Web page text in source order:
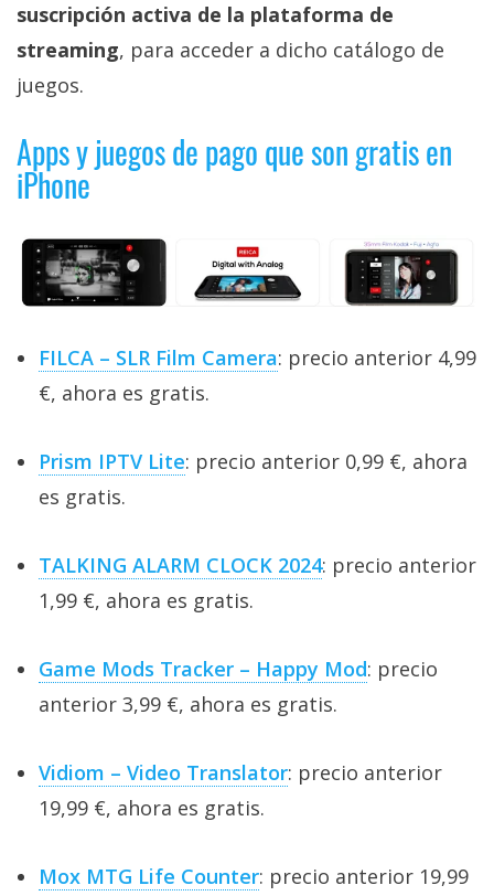
noticias sobre
tecnología,
móviles,
ordenadores,
apps,
videojuegos,
comparativas,
trucos y
tutoriales.
El Grupo
Informático
(CC) 2006-
2026.Algunos
reservados
suscripción activa de la plataforma de
streaming, para acceder a dicho catálogo de
juegos.
Apps y juegos de pago que son gratis en
iPhone
FILCA – SLR Film Camera: precio anterior 4,99
€, ahora es gratis.
Prism IPTV Lite: precio anterior 0,99 €, ahora
es gratis.
TALKING ALARM CLOCK 2024: precio anterior
1,99 €, ahora es gratis.
Game Mods Tracker – Happy Mod: precio
anterior 3,99 €, ahora es gratis.
Vidiom – Video Translator: precio anterior
19,99 €, ahora es gratis.
Mox MTG Life Counter: precio anterior 19,99